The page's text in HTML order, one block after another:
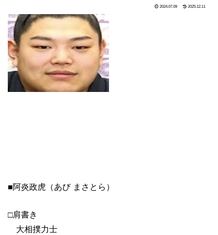
2024.07.09 2025.12.11
■阿炎政虎（あび まさとら）
□肩書き
大相撲力士